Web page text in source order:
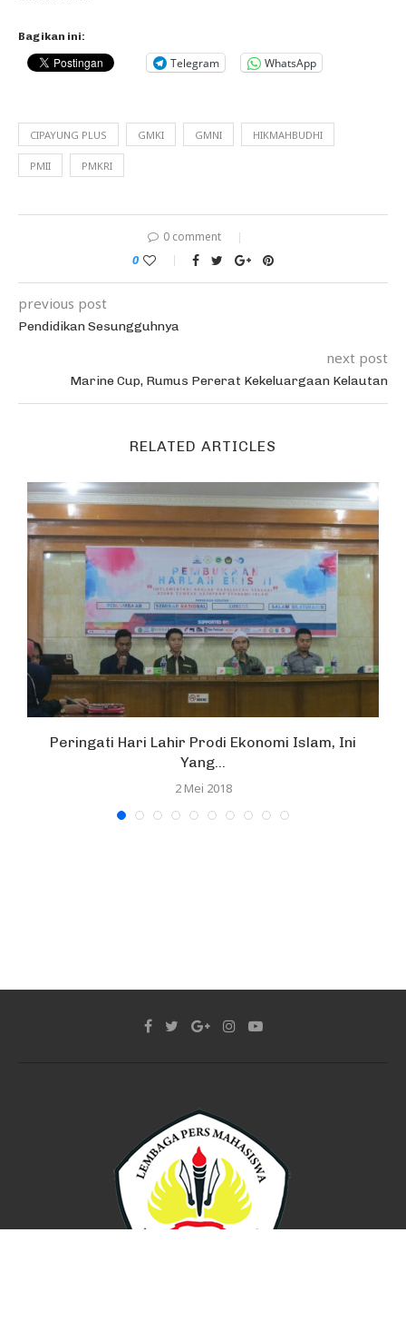
Bagikan ini:
Telegram WhatsApp
CIPAYUNG PLUS GMKI GMNI HIKMAHBUDHI
PMII PMKRI
0 comment
0
previous post
Pendidikan Sesungguhnya
next post
Marine Cup, Rumus Pererat Kekeluargaan Kelautan
RELATED ARTICLES
Peringati Hari Lahir Prodi Ekonomi Islam, Ini
Yang...
2 Mei 2018